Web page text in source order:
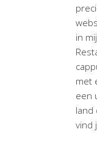
in
met
een
land
vind